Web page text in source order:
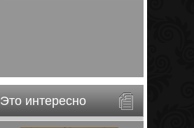
Это интересно